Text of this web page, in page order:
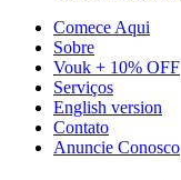
Comece Aqui
Sobre
Vouk + 10% OFF
Serviços
English version
Contato
Anuncie Conosco